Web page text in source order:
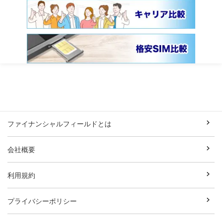
ファイナンシャルフィールドとは
会社概要
利用規約
プライバシーポリシー